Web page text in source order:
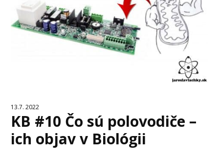
13.7. 2022
KB #10 Čo sú polovodiče –
ich objav v Biológii